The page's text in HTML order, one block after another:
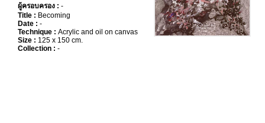
ผู้ครอบครอง : -
Title : Becoming
Date : -
Technique : Acrylic and oil on canvas
Size : 125 x 150 cm.
Collection : -